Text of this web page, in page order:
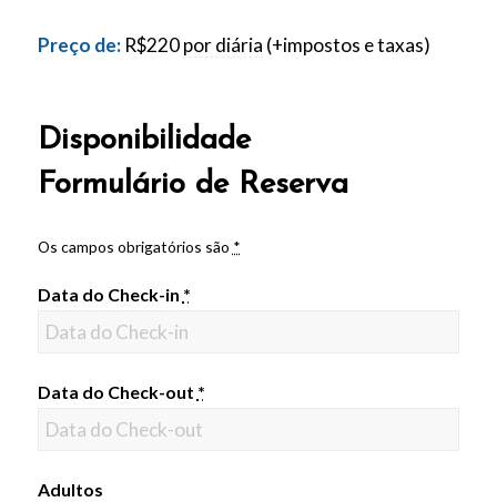
Preço de: R$220 por diária (+impostos e taxas)
Disponibilidade
Formulário de Reserva
Os campos obrigatórios são *
Data do Check-in *
Data do Check-out *
Adultos